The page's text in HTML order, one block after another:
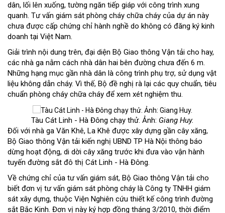
dân, lối lên xuống, tường ngăn tiếp giáp với công trình xung
quanh. Tư vấn giám sát phòng cháy chữa cháy của dự án này
chưa được cấp chứng chỉ hành nghề do không có đăng ký kinh
doanh tại Việt Nam.
Giải trình nội dung trên, đại diện Bộ Giao thông Vận tải cho hay,
các nhà ga nằm cách nhà dân hai bên đường chưa đến 6 m.
Những hạng mục gần nhà dân là công trình phụ trợ, sử dụng vật
liệu không dẫn cháy. Vì thế, Bộ đề nghị rà lại các quy chuẩn, tiêu
chuẩn phòng cháy chữa cháy để xem xét nghiệm thu.
Tàu Cát Linh - Hà Đông chạy thử. Ảnh: Giang Huy.
Đối với nhà ga Văn Khê, La Khê được xây dựng gần cây xăng,
Bộ Giao thông Vận tải kiến nghị UBND TP Hà Nội thông báo
dừng hoạt động, di dời cây xăng trước khi đưa vào vận hành
tuyến đường sắt đô thị Cát Linh - Hà Đông.
Về chứng chỉ của tư vấn giám sát, Bộ Giao thông Vận tải cho
biết đơn vị tư vấn giám sát phòng cháy là Công ty TNHH giám
sát xây dựng, thuộc Viện Nghiên cứu thiết kế công trình đường
sắt Bắc Kinh. Đơn vị này ký hợp đồng tháng 3/2010, thời điểm